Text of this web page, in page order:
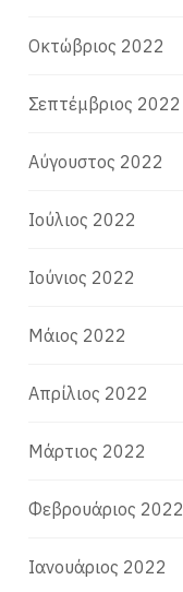
Οκτώβριος 2022
Σεπτέμβριος 2022
Αύγουστος 2022
Ιούλιος 2022
Ιούνιος 2022
Μάιος 2022
Απρίλιος 2022
Μάρτιος 2022
Φεβρουάριος 2022
Ιανουάριος 2022